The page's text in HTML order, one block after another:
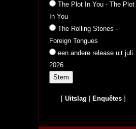
The Plot In You - The Plot
In You
The Rolling Stones -
Foreign Tongues
een andere release uit juli
2026
[Uitslag Enquêtes ]